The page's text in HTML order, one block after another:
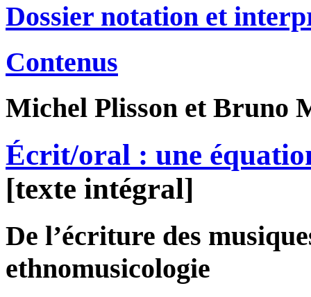
Dossier notation et
Contenus
Michel Plisson et Bruno
Écrit/oral : une
[texte intégral]
De l’écriture des
ethnomusicologie